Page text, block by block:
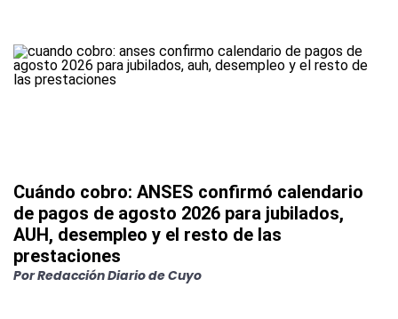
Cuándo cobro: ANSES confirmó calendario
de pagos de agosto 2026 para jubilados,
AUH, desempleo y el resto de las
prestaciones
PorRedacción Diario de Cuyo